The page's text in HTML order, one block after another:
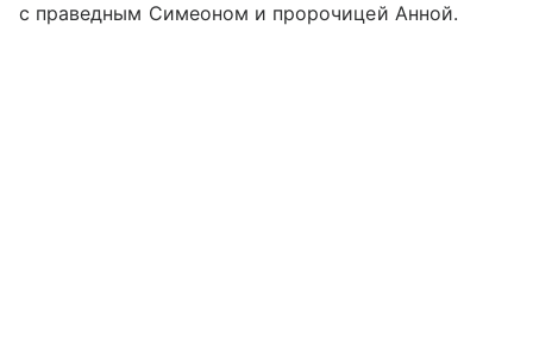
с праведным Симеоном и пророчицей Анной.